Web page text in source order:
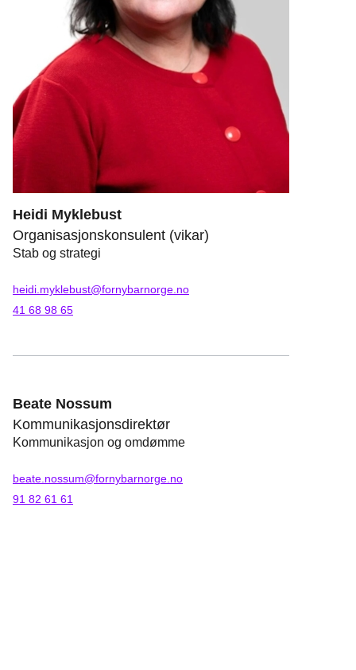
Heidi Myklebust
Organisasjonskonsulent (vikar)
Stab og strategi
heidi.myklebust@fornybarnorge.no
41 68 98 65
Beate Nossum
Kommunikasjonsdirektør
Kommunikasjon og omdømme
beate.nossum@fornybarnorge.no
91 82 61 61